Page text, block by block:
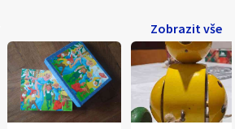
Zobrazit vše